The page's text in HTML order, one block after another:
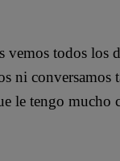
todos los
ni
le tengo mucho